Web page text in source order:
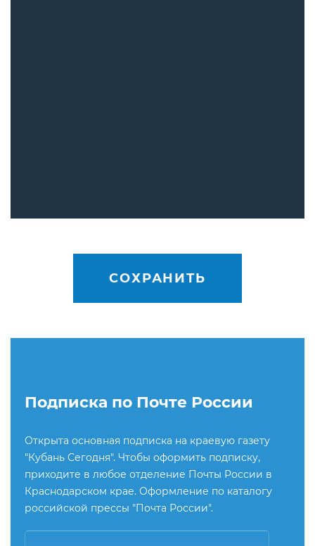
СОХРАНИТЬ
Подписка по Почте России
Открыта основная подписка на краевую газету
"Кубань Сегодня". Чтобы оформить подписку,
приходите в любое отделение Почты России в
Краснодарском крае. Оформление по каталогу
российской прессы "Почта России".